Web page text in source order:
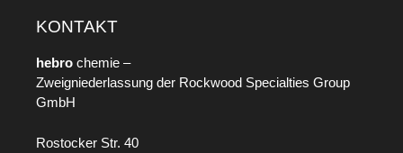
KONTAKT
hebro chemie –
Zweigniederlassung der Rockwood Specialties Group
GmbH
Rostocker Str. 40